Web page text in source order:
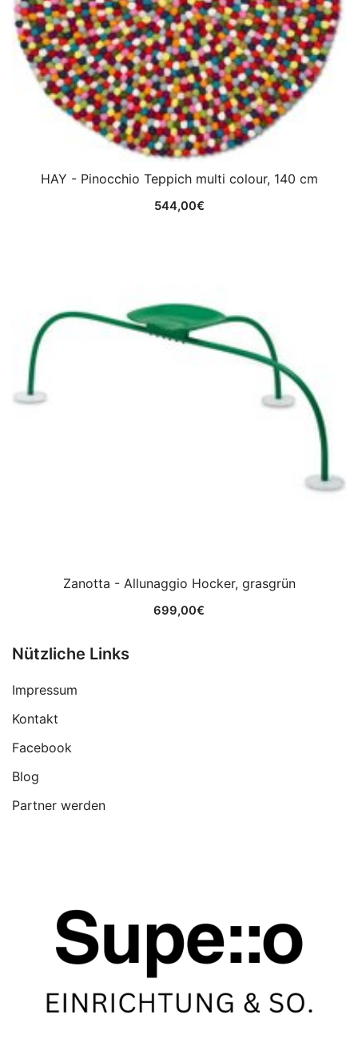
HAY - Pinocchio Teppich multi colour, 140 cm
544,00€
Zanotta - Allunaggio Hocker, grasgrün
699,00€
Nützliche Links
Impressum
Kontakt
Facebook
Blog
Partner werden